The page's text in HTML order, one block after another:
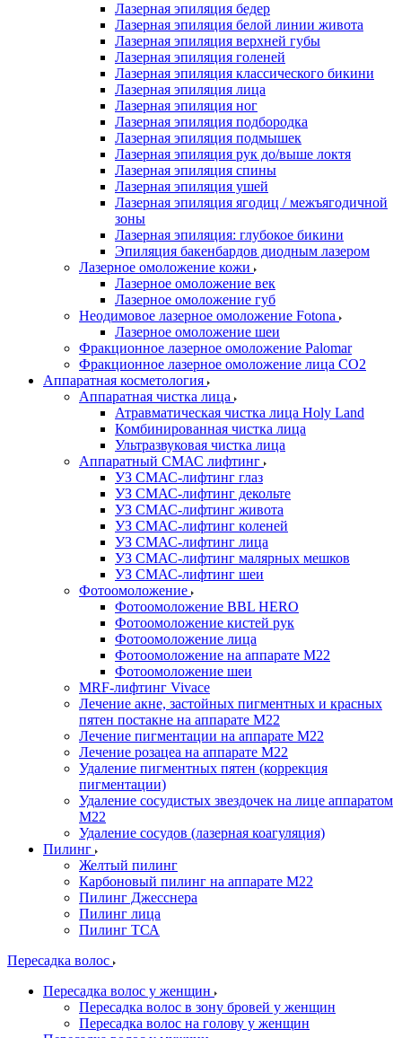
Лазерная эпиляция бедер
Лазерная эпиляция белой линии живота
Лазерная эпиляция верхней губы
Лазерная эпиляция голеней
Лазерная эпиляция классического бикини
Лазерная эпиляция лица
Лазерная эпиляция ног
Лазерная эпиляция подбородка
Лазерная эпиляция подмышек
Лазерная эпиляция рук до/выше локтя
Лазерная эпиляция спины
Лазерная эпиляция ушей
Лазерная эпиляция ягодиц / межъягодичной
зоны
Лазерная эпиляция: глубокое бикини
Эпиляция бакенбардов диодным лазером
Лазерное омоложение кожи
Лазерное омоложение век
Лазерное омоложение губ
Неодимовое лазерное омоложение Fotona
Лазерное омоложение шеи
Фракционное лазерное омоложение Palomar
Фракционное лазерное омоложение лица СО2
Аппаратная косметология
Аппаратная чистка лица
Атравматическая чистка лица Holy Land
Комбинированная чистка лица
Ультразвуковая чистка лица
Аппаратный СМАС лифтинг
УЗ СМАС-лифтинг глаз
УЗ СМАС-лифтинг декольте
УЗ СМАС-лифтинг живота
УЗ СМАС-лифтинг коленей
УЗ СМАС-лифтинг лица
УЗ СМАС-лифтинг малярных мешков
УЗ СМАС-лифтинг шеи
Фотоомоложение
Фотоомоложение BBL HERO
Фотоомоложение кистей рук
Фотоомоложение лица
Фотоомоложение на аппарате M22
Фотоомоложение шеи
MRF-лифтинг Vivace
Лечение акне, застойных пигментных и красных
пятен постакне на аппарате М22
Лечение пигментации на аппарате М22
Лечение розацеа на аппарате M22
Удаление пигментных пятен (коррекция
пигментации)
Удаление сосудистых звездочек на лице аппаратом
М22
Удаление сосудов (лазерная коагуляция)
Пилинг
Желтый пилинг
Карбоновый пилинг на аппарате M22
Пилинг Джесснера
Пилинг лица
Пилинг ТСА
Пересадка волос
Пересадка волос у женщин
Пересадка волос в зону бровей у женщин
Пересадка волос на голову у женщин